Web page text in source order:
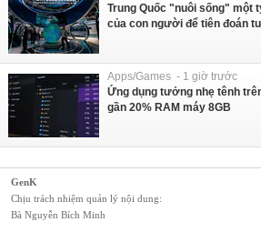
Trung Quốc "nuôi sống" một
của con người để tiên đoán
Apps/Games - 1 giờ trước
Ứng dụng tưởng nhẹ tênh
gần 20% RAM máy 8GB
GenK
Chịu trách nhiệm quản lý nội dung:
Bà Nguyễn Bích Minh